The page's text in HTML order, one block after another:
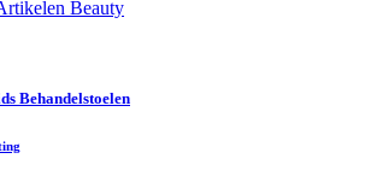
Beauty
Behandelstoelen